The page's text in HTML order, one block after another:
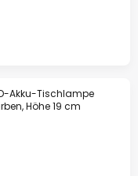
Akku-Tischlampe
Höhe 19 cm